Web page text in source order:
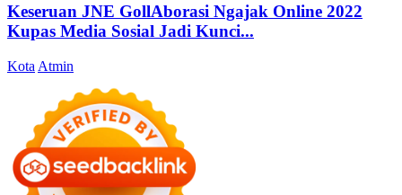
Keseruan JNE GollAborasi Ngajak Online 2022
Kupas Media Sosial Jadi Kunci...
Kota Atmin